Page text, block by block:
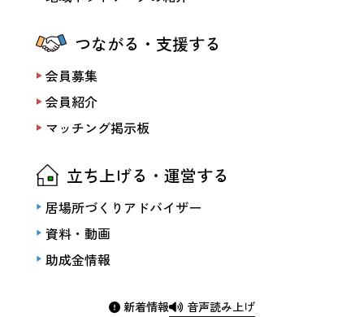
新着情報 音声読み上げ
つながる・支援する
会員募集
会員紹介
マッチング掲示板
立ち上げる・運営する
居場所づくりアドバイザー
資料・動画
助成金情報